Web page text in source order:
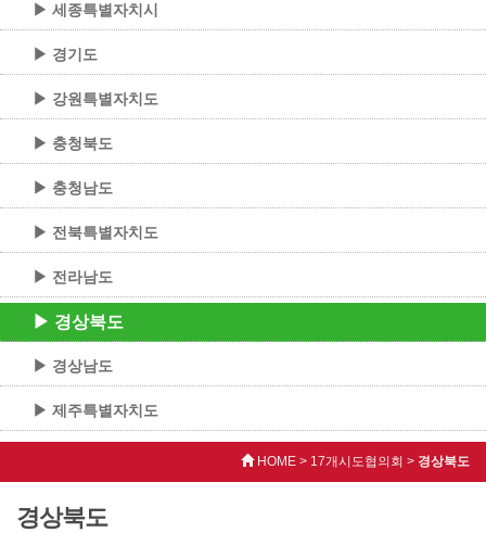
▶ 세종특별자치시
▶ 경기도
▶ 강원특별자치도
▶ 충청북도
▶ 충청남도
▶ 전북특별자치도
▶ 전라남도
▶ 경상북도
▶ 경상남도
▶ 제주특별자치도
HOME > 17개시도협의회 > 경상북도
경상북도